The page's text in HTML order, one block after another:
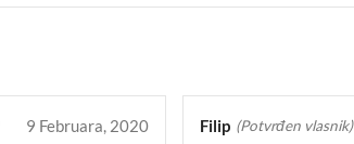
9 Februara, 2020 Filip (Potvrđen vlasnik)